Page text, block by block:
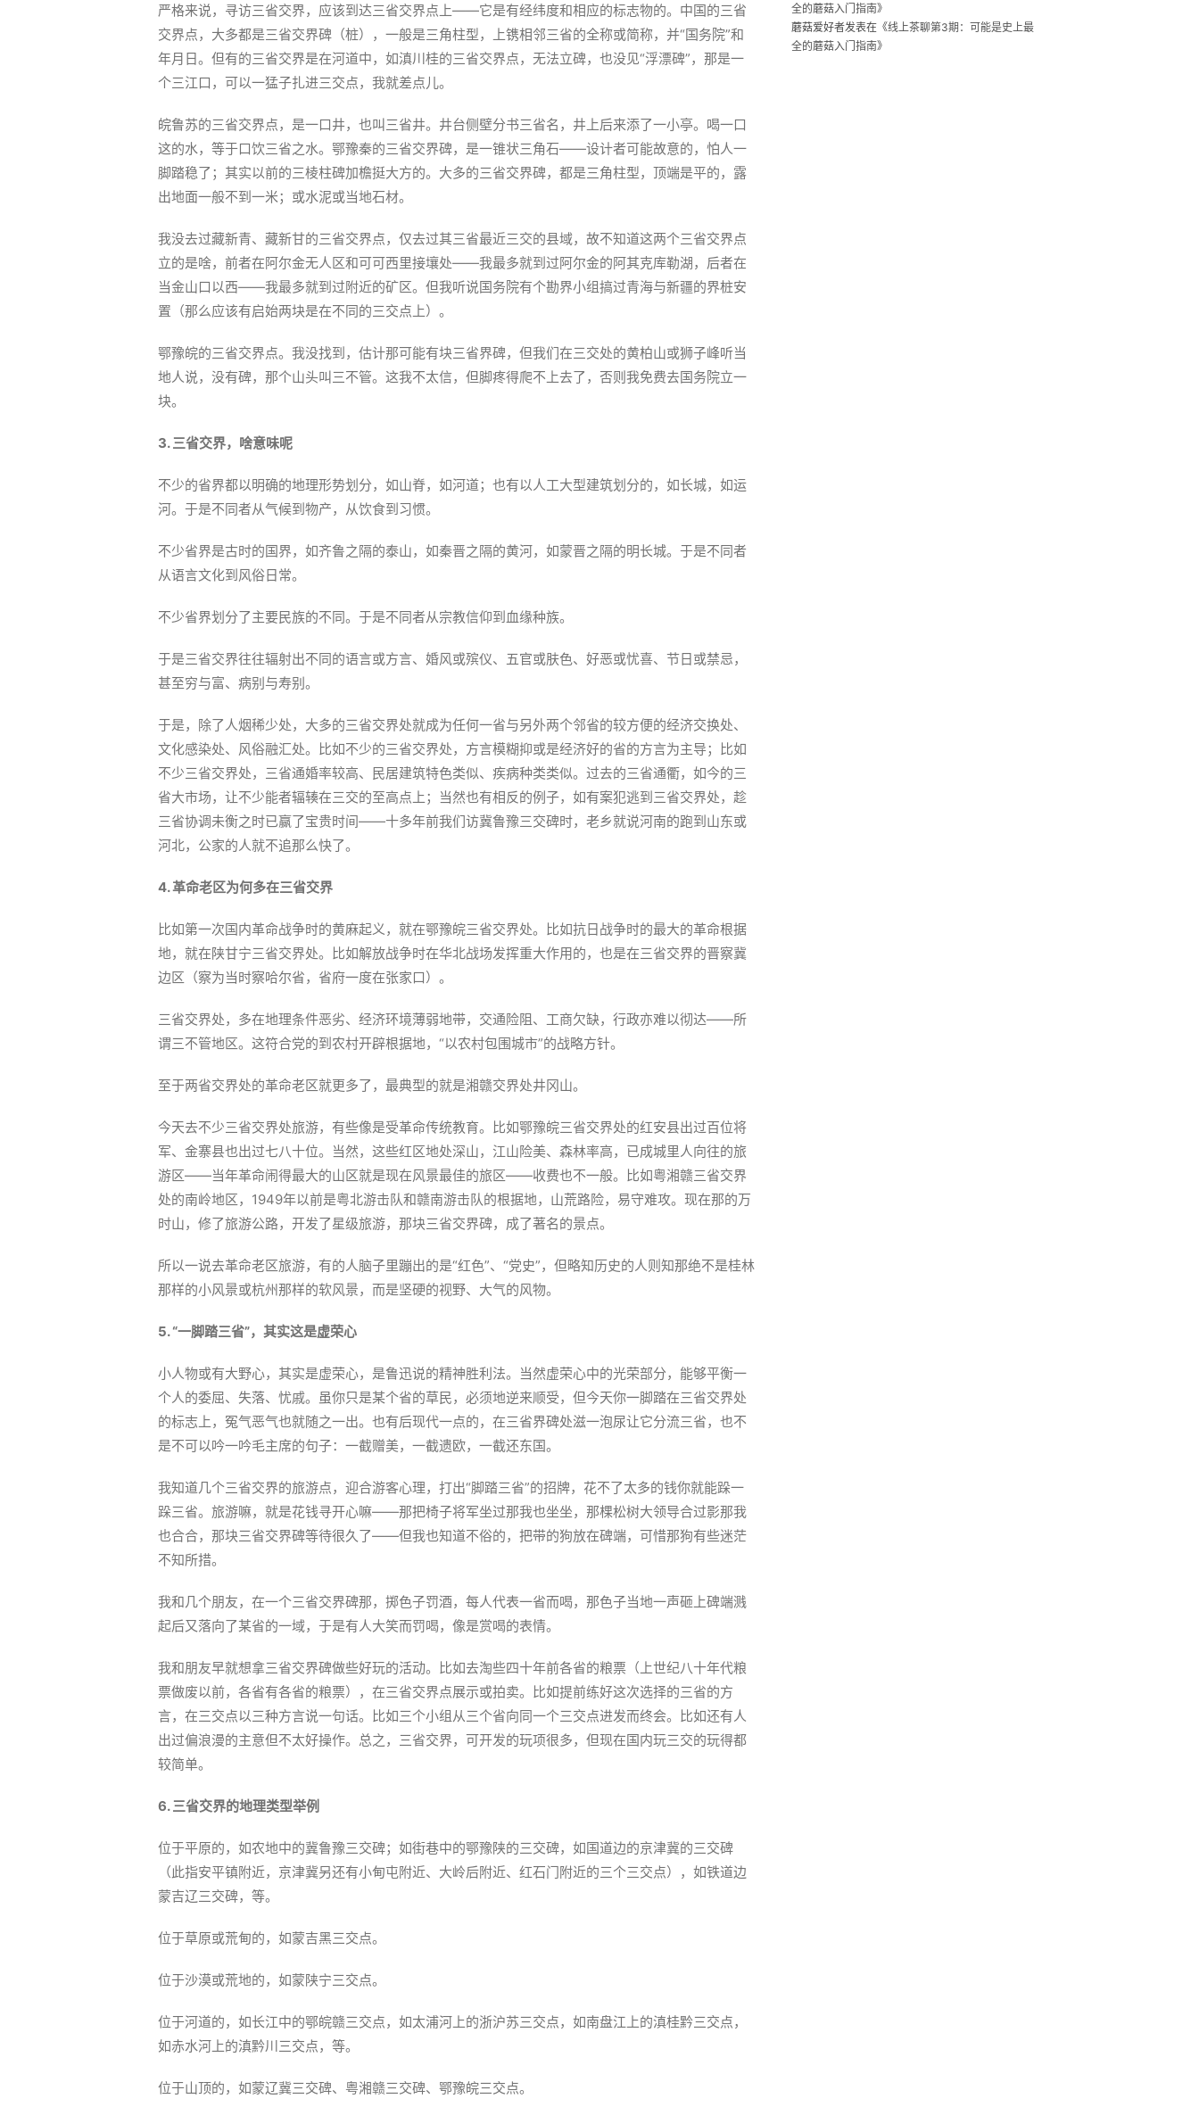
严格来说，寻访三省交界，应该到达三省交界点上——它是有经纬度和相应的标志物的。中国的三省
交界点，大多都是三省交界碑（桩），一般是三角柱型，上镌相邻三省的全称或简称，并“国务院”和
年月日。但有的三省交界是在河道中，如滇川桂的三省交界点，无法立碑，也没见“浮漂碑”，那是一
个三江口，可以一猛子扎进三交点，我就差点儿。
皖鲁苏的三省交界点，是一口井，也叫三省井。井台侧壁分书三省名，井上后来添了一小亭。喝一口
这的水，等于口饮三省之水。鄂豫秦的三省交界碑，是一锥状三角石——设计者可能故意的，怕人一
脚踏稳了；其实以前的三棱柱碑加檐挺大方的。大多的三省交界碑，都是三角柱型，顶端是平的，露
出地面一般不到一米；或水泥或当地石材。
我没去过藏新青、藏新甘的三省交界点，仅去过其三省最近三交的县域，故不知道这两个三省交界点
立的是啥，前者在阿尔金无人区和可可西里接壤处——我最多就到过阿尔金的阿其克库勒湖，后者在
当金山口以西——我最多就到过附近的矿区。但我听说国务院有个勘界小组搞过青海与新疆的界桩安
置（那么应该有启始两块是在不同的三交点上）。
鄂豫皖的三省交界点。我没找到，估计那可能有块三省界碑，但我们在三交处的黄柏山或狮子峰听当
地人说，没有碑，那个山头叫三不管。这我不太信，但脚疼得爬不上去了，否则我免费去国务院立一
块。
3. 三省交界，啥意味呢
不少的省界都以明确的地理形势划分，如山脊，如河道；也有以人工大型建筑划分的，如长城，如运
河。于是不同者从气候到物产，从饮食到习惯。
不少省界是古时的国界，如齐鲁之隔的泰山，如秦晋之隔的黄河，如蒙晋之隔的明长城。于是不同者
从语言文化到风俗日常。
不少省界划分了主要民族的不同。于是不同者从宗教信仰到血缘种族。
于是三省交界往往辐射出不同的语言或方言、婚风或殡仪、五官或肤色、好恶或忧喜、节日或禁忌，
甚至穷与富、病别与寿别。
于是，除了人烟稀少处，大多的三省交界处就成为任何一省与另外两个邻省的较方便的经济交换处、
文化感染处、风俗融汇处。比如不少的三省交界处，方言模糊抑或是经济好的省的方言为主导；比如
不少三省交界处，三省通婚率较高、民居建筑特色类似、疾病种类类似。过去的三省通衢，如今的三
省大市场，让不少能者辐辏在三交的至高点上；当然也有相反的例子，如有案犯逃到三省交界处，趁
三省协调未衡之时已赢了宝贵时间——十多年前我们访冀鲁豫三交碑时，老乡就说河南的跑到山东或
河北，公家的人就不追那么快了。
4. 革命老区为何多在三省交界
比如第一次国内革命战争时的黄麻起义，就在鄂豫皖三省交界处。比如抗日战争时的最大的革命根据
地，就在陕甘宁三省交界处。比如解放战争时在华北战场发挥重大作用的，也是在三省交界的晋察冀
边区（察为当时察哈尔省，省府一度在张家口）。
三省交界处，多在地理条件恶劣、经济环境薄弱地带，交通险阻、工商欠缺，行政亦难以彻达——所
谓三不管地区。这符合党的到农村开辟根据地，“以农村包围城市”的战略方针。
至于两省交界处的革命老区就更多了，最典型的就是湘赣交界处井冈山。
今天去不少三省交界处旅游，有些像是受革命传统教育。比如鄂豫皖三省交界处的红安县出过百位将
军、金寨县也出过七八十位。当然，这些红区地处深山，江山险美、森林率高，已成城里人向往的旅
游区——当年革命闹得最大的山区就是现在风景最佳的旅区——收费也不一般。比如粤湘赣三省交界
处的南岭地区，1949年以前是粤北游击队和赣南游击队的根据地，山荒路险，易守难攻。现在那的万
时山，修了旅游公路，开发了星级旅游，那块三省交界碑，成了著名的景点。
所以一说去革命老区旅游，有的人脑子里蹦出的是“红色”、“党史”，但略知历史的人则知那绝不是桂林
那样的小风景或杭州那样的软风景，而是坚硬的视野、大气的风物。
5. “一脚踏三省”，其实这是虚荣心
小人物或有大野心，其实是虚荣心，是鲁迅说的精神胜利法。当然虚荣心中的光荣部分，能够平衡一
个人的委屈、失落、忧戚。虽你只是某个省的草民，必须地逆来顺受，但今天你一脚踏在三省交界处
的标志上，冤气恶气也就随之一出。也有后现代一点的，在三省界碑处滋一泡尿让它分流三省，也不
是不可以吟一吟毛主席的句子：一截赠美，一截遗欧，一截还东国。
我知道几个三省交界的旅游点，迎合游客心理，打出“脚踏三省”的招牌，花不了太多的钱你就能跺一
跺三省。旅游嘛，就是花钱寻开心嘛——那把椅子将军坐过那我也坐坐，那棵松树大领导合过影那我
也合合，那块三省交界碑等待很久了——但我也知道不俗的，把带的狗放在碑端，可惜那狗有些迷茫
不知所措。
我和几个朋友，在一个三省交界碑那，掷色子罚酒，每人代表一省而喝，那色子当地一声砸上碑端溅
起后又落向了某省的一域，于是有人大笑而罚喝，像是赏喝的表情。
我和朋友早就想拿三省交界碑做些好玩的活动。比如去淘些四十年前各省的粮票（上世纪八十年代粮
票做废以前，各省有各省的粮票），在三省交界点展示或拍卖。比如提前练好这次选择的三省的方
言，在三交点以三种方言说一句话。比如三个小组从三个省向同一个三交点进发而终会。比如还有人
出过偏浪漫的主意但不太好操作。总之，三省交界，可开发的玩项很多，但现在国内玩三交的玩得都
较简单。
6. 三省交界的地理类型举例
位于平原的，如农地中的冀鲁豫三交碑；如街巷中的鄂豫陕的三交碑，如国道边的京津冀的三交碑
（此指安平镇附近，京津冀另还有小甸屯附近、大岭后附近、红石门附近的三个三交点），如铁道边
蒙吉辽三交碑，等。
位于草原或荒甸的，如蒙吉黑三交点。
位于沙漠或荒地的，如蒙陕宁三交点。
位于河道的，如长江中的鄂皖赣三交点，如太浦河上的浙沪苏三交点，如南盘江上的滇桂黔三交点，
如赤水河上的滇黔川三交点，等。
位于山顶的，如蒙辽冀三交碑、粤湘赣三交碑、鄂豫皖三交点。
全的蘑菇入门指南》
蘑菇爱好者发表在《线上茶聊第3期：可能是史上最
全的蘑菇入门指南》